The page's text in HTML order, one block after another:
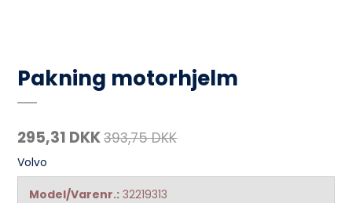
Pakning motorhjelm
295,31 DKK393,75 DKK
Volvo
Model/Varenr.: 32219313